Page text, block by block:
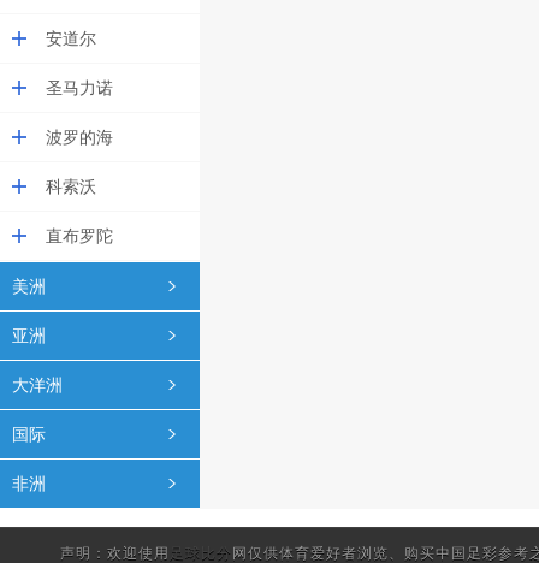
安道尔
圣马力诺
波罗的海
科索沃
直布罗陀
美洲
亚洲
大洋洲
国际
非洲
声明：欢迎使用 足球比分 网仅供体育爱好者浏览、购买中国足彩参